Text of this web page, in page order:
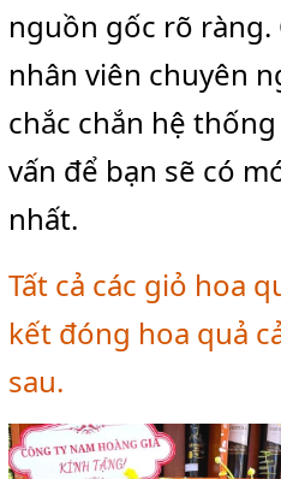
nguồn gốc rõ ràng.
nhân viên chuyên
chắc chắn hệ
vấn để bạn sẽ có
nhất.
Tất cả các giỏ hoa
kết đóng hoa quả
sau.